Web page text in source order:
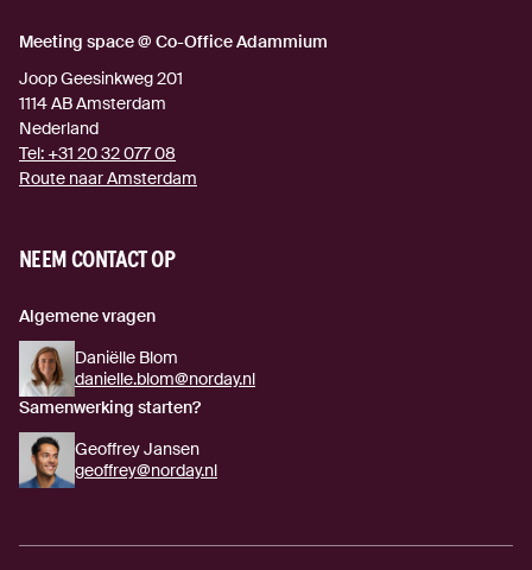
Meeting space @ Co-Office Adammium
Joop Geesinkweg 201
1114 ABAmsterdam
Nederland
Tel: +31 20 32 077 08
Route naar Amsterdam
NEEM CONTACT OP
Algemene vragen
Daniëlle Blom
danielle.blom@norday.nl
Samenwerking starten?
Geoffrey Jansen
geoffrey@norday.nl